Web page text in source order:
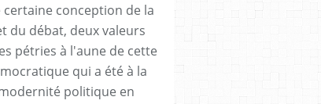
certaine conception de la
du débat, deux valeurs
pétries à l'aune de cette
qui a été à la
politique en